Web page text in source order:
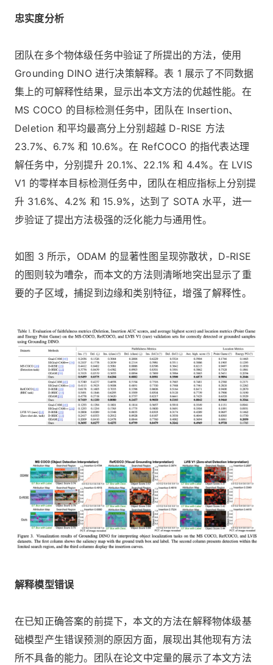
忠实度分析
团队在多个物体级任务中验证了所提出的方法，使用
Grounding DINO 进行决策解释。表 1 展示了不同数据
集上的可解释性结果，显示出本文方法的优越性能。在
MS COCO 的目标检测任务中，团队在 Insertion、
Deletion 和平均最高分上分别超越 D-RISE 方法
23.7%、6.7% 和 10.6%。在 RefCOCO 的指代表达理
解任务中，分别提升 20.1%、22.1% 和 4.4%。在 LVIS
V1 的零样本目标检测任务中，团队在相应指标上分别提
升 31.6%、4.2% 和 15.9%，达到了 SOTA 水平，进一
步验证了提出方法极强的泛化能力与通用性。
如图 3 所示，ODAM 的显著性图呈现弥散状，D-RISE
的图则较为嘈杂，而本文的方法则清晰地突出显示了重
要的子区域，捕捉到边缘和类别特征，增强了解释性。
解释模型错误
在已知正确答案的前提下，本文的方法在解释物体级基
础模型产生错误预测的原因方面，展现出其他现有方法
所不具备的能力。团队在论文中定量的展示了本文方法